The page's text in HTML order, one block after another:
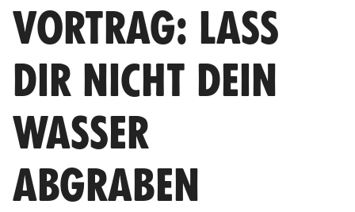
VORTRAG: LASS
DIR NICHT DEIN
WASSER
ABGRABEN